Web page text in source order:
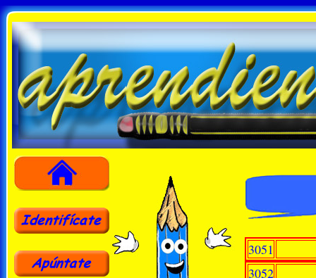
3051
3052